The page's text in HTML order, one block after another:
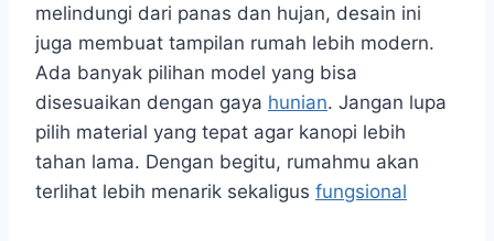
melindungi dari panas dan hujan, desain ini
juga membuat tampilan rumah lebih modern.
Ada banyak pilihan model yang bisa
disesuaikan dengan gaya hunian. Jangan lupa
pilih material yang tepat agar kanopi lebih
tahan lama. Dengan begitu, rumahmu akan
terlihat lebih menarik sekaligus fungsional